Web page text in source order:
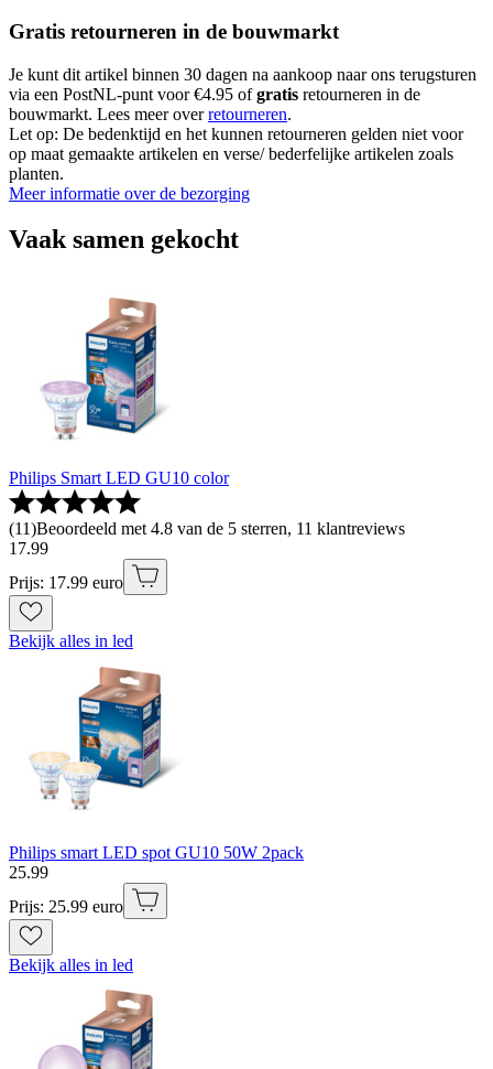
Gratis retourneren in de bouwmarkt
Je kunt dit artikel binnen 30 dagen na aankoop naar ons terugsturen
via een PostNL-punt voor €4.95 ofgratis retourneren in de
bouwmarkt. Lees meer overretourneren.
Let op: De bedenktijd en het kunnen retourneren gelden niet voor
op maat gemaakte artikelen en verse/ bederfelijke artikelen zoals
planten.
Meer informatie over de bezorging
Vaak samen gekocht
Philips Smart LED GU10 color
(11)Beoordeeld met 4.8 van de 5 sterren, 11 klantreviews
17.99
Prijs: 17.99 euro
Bekijk alles in led
Philips smart LED spot GU10 50W 2pack
25.99
Prijs: 25.99 euro
Bekijk alles in led